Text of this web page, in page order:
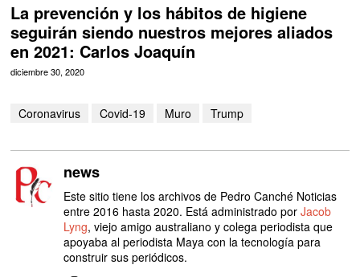
La prevención y los hábitos de higiene
seguirán siendo nuestros mejores aliados
en 2021: Carlos Joaquín
diciembre 30, 2020
Coronavirus Covid-19 Muro Trump
news
Este sitio tiene los archivos de Pedro Canché Noticias
entre 2016 hasta 2020. Está administrado porJacob
Lyng, viejo amigo australiano y colega periodista que
apoyaba al periodista Maya con la tecnología para
construir sus periódicos.